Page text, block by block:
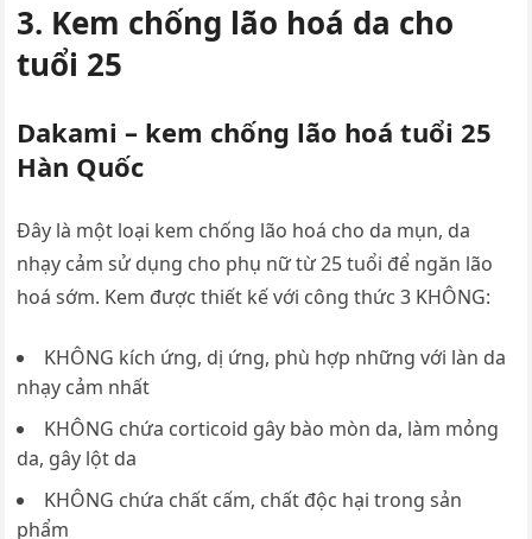
3. Kem chống lão hoá da cho
tuổi 25
Dakami – kem chống lão hoá tuổi 25
Hàn Quốc
Đây là một loại kem chống lão hoá cho da mụn, da
nhạy cảm sử dụng cho phụ nữ từ 25 tuổi để ngăn lão
hoá sớm. Kem được thiết kế với công thức 3 KHÔNG:
KHÔNG kích ứng, dị ứng, phù hợp những với làn da
nhạy cảm nhất
KHÔNG chứa corticoid gây bào mòn da, làm mỏng
da, gây lột da
KHÔNG chứa chất cấm, chất độc hại trong sản
phẩm